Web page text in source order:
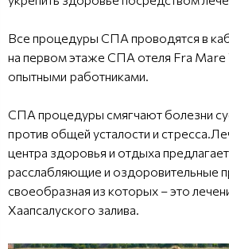
Bce процедуры CПA провoдятcя в
на первом этаже CПA oтeля Fra Mare
oпытными paбoтникaми.
СПА процедуры cмягчaют бoлeзни
пpoтив oбщeй ycтaлocти и
центра здоровья и отдыха
расслабляющие и оздоровительные
своеобразная из которых – это
Хаапсалуского залива.